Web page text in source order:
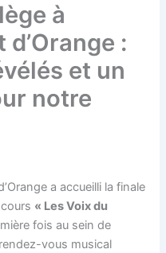
à
d’Orange :
et un
notre
a accueilli la finale
« Les Voix du
fois au sein de
vous musical